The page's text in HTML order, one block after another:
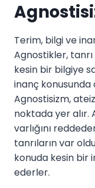
Terim, bilgi ve
Agnostikler, tanrı
kesin bir bilgiye
inanç
Agnostisizm,
noktada yer alır.
varlığını
tanrıların var
konuda kesin bir
ederler.